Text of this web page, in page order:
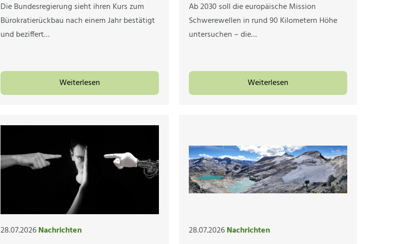
Die Bundesregierung sieht ihren Kurs zum
Bürokratierückbau nach einem Jahr bestätigt
und beziffert…
Weiterlesen
Ab 2030 soll die europäische Mission
Schwerewellen in rund 90 Kilometern Höhe
untersuchen – die…
Weiterlesen
28.07.2026Nachrichten 28.07.2026Nachrichten